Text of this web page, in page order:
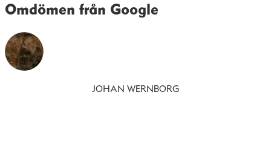
Omdömen från Google
JOHAN WERNBORG